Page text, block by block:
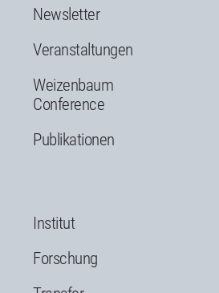
Newsletter
Veranstaltungen
Weizenbaum
Conference
Publikationen
Institut
Forschung